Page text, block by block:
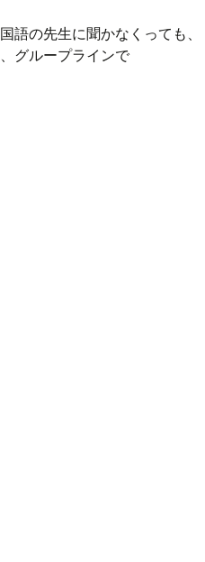
語の先生に聞かなくっても、
グループラインで